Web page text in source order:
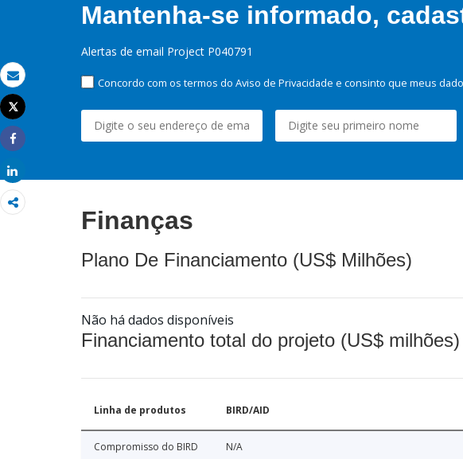
Email
Imprimir
Tweet
Share
Mantenha-se informado,
Alertas de email Project P040791
Concordo com os termos do Aviso de Privacidade e consinto que meus
Finanças
Plano De Financiamento (US$ Milhões)
Não há dados disponíveis
Financiamento total do projeto (US$ milhões)
Linha de produtos BIRD/AID
Compromisso do BIRD N/A